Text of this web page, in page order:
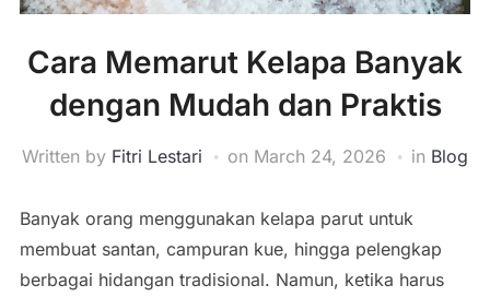
Cara Memarut Kelapa Banyak
dengan Mudah dan Praktis
Written by Fitri Lestari on March 24, 2026 in Blog
Banyak orang menggunakan kelapa parut untuk
membuat santan, campuran kue, hingga pelengkap
berbagai hidangan tradisional. Namun, ketika harus